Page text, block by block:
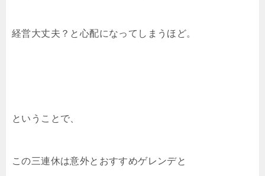
経営大丈夫？と心配になってしまうほど。
ということで、
この三連休は意外とおすすめゲレンデと